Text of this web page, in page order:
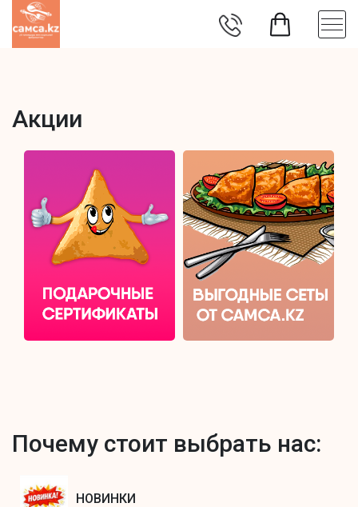
Акции
Почему стоит выбрать нас:
НОВИНКИ